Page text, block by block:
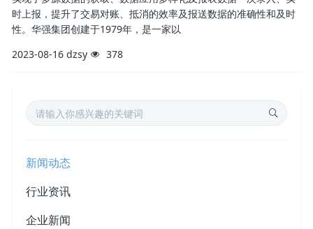
时上报，提升了交易对账、抵消的效率及报送数据的准确性和及时
性。华强集团创建于1979年，是一家以
2023-08-16 dzsy 378
新闻动态
行业资讯
企业新闻